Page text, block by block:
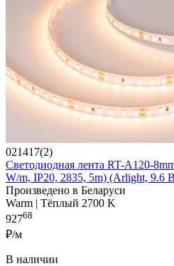
021417(2)
Светодиодная лента RT-A120-
W/m, IP20, 2835, 5m) (Arlight, 9.6
Произведено в Беларуси
Warm | Тёплый 2700 K
92768
₽/м
В наличии